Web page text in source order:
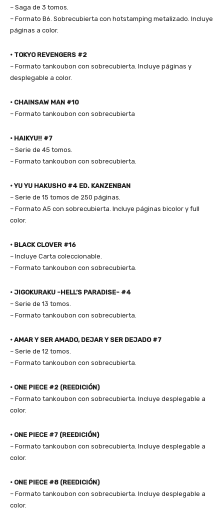
– Saga de 3 tomos.
– Formato B6. Sobrecubierta con hotstamping metalizado. Incluye
páginas a color.
• TOKYO REVENGERS #2
– Formato tankoubon con sobrecubierta. Incluye páginas y
desplegable a color.
• CHAINSAW MAN #10
– Formato tankoubon con sobrecubierta
• HAIKYU!! #7
– Serie de 45 tomos.
– Formato tankoubon con sobrecubierta.
• YU YU HAKUSHO #4 ED. KANZENBAN
– Serie de 15 tomos de 250 páginas.
– Formato A5 con sobrecubierta. Incluye páginas bicolor y full
color.
• BLACK CLOVER #16
– Incluye Carta coleccionable.
– Formato tankoubon con sobrecubierta.
• JIGOKURAKU -HELL’S PARADISE- #4
– Serie de 13 tomos.
– Formato tankoubon con sobrecubierta.
• AMAR Y SER AMADO, DEJAR Y SER DEJADO #7
– Serie de 12 tomos.
– Formato tankoubon con sobrecubierta.
• ONE PIECE #2 (REEDICIÓN)
– Formato tankoubon con sobrecubierta. Incluye desplegable a
color.
• ONE PIECE #7 (REEDICIÓN)
– Formato tankoubon con sobrecubierta. Incluye desplegable a
color.
• ONE PIECE #8 (REEDICIÓN)
– Formato tankoubon con sobrecubierta. Incluye desplegable a
color.